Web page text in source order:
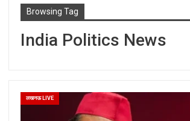
Browsing Tag
India Politics News
लखनऊ LIVE